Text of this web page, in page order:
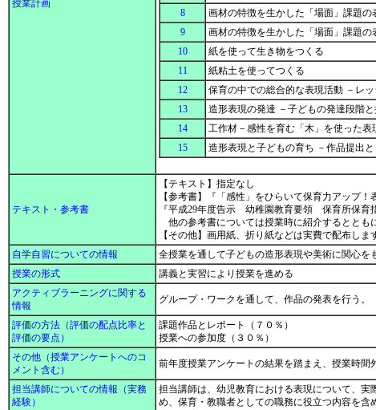
授業計画
8
画材の特徴を生かした「場面」課題
9
画材の特徴を生かした「場面」課題
10
紙を使って生き物をつくる
11
紙粘土を使ってつくる
12
保育の中での総合的な表現活動 －レ
13
造形表現の発達 －子どもの発達段階
14
工作材－感性を育む「木」を使った表
15
造形表現と子どもの育ち －作品提出と
テキスト・参考書
【テキスト】指定なし
【参考書】『「感性」をひらいて保育力アップ
『平成29年度告示 幼稚園教育要領 保育所保育
他の参考書については授業時に紹介するととも
【その他】画用紙、折り紙などは実費で配布し
自学自習についての情報
全授業を通して子どもの造形表現や美術に関心を
授業の形式
講義と実習により授業を進める
アクティブラーニングに関する
情報
グループ・ワークを通して、作品の発表を行う。
評価の方法（評価の配点比率と
評価の要点）
課題作品とレポート（７０％）
授業への参加度（３０％）
その他（授業アンケートへのコ
メント含む）
前年度授業アンケートの結果を踏まえ、授業時間
担当講師についての情報（実務
経験）
担当講師は、幼児教育における表現について、
め、保育・教職者としての職務に役立つ内容を含